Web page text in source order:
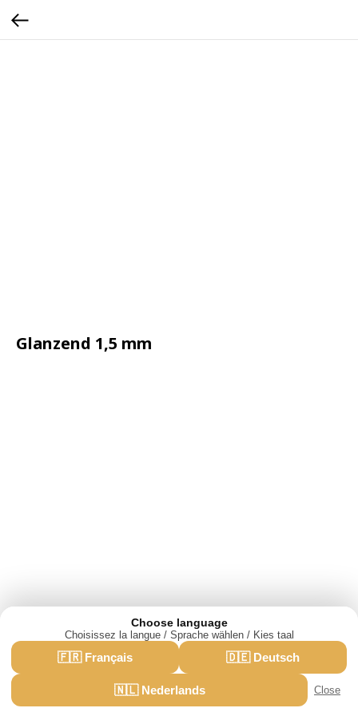
We use cookies for analytics and advertising.·Privacy policy
Accept
Choose language
Choisissez la langue / Sprache wählen / Kies taal
🇫🇷 Français 🇩🇪 Deutsch
🇳🇱 Nederlands Close
Glanzend 1,5 mm